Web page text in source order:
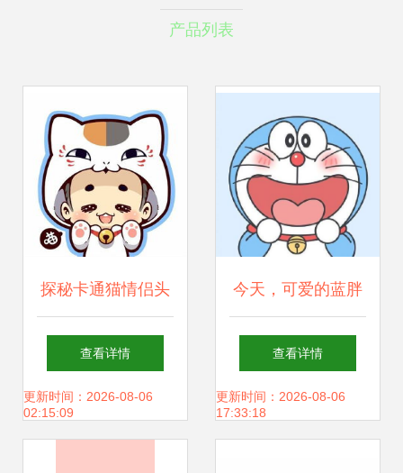
产品列表
探秘卡通猫情侣头
像的DIY制作指南
查看详情
更新时间：2026-08-06
02:15:09
今天，可爱的蓝胖
纸生日 纪念币上的
艺术与回忆
查看详情
更新时间：2026-08-06
17:33:18